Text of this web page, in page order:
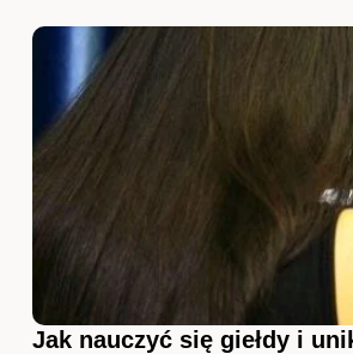
Jak nauczyć się giełdy i